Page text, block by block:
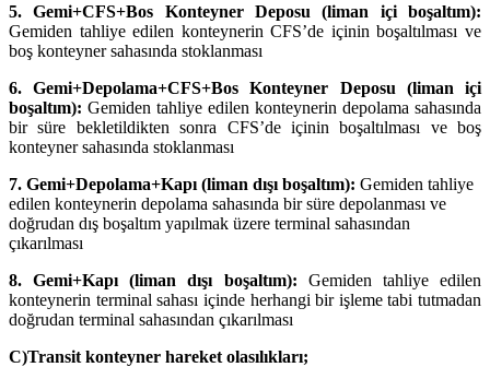
5. Gemi+CFS+Bos Konteyner Deposu (liman içi boşaltım):
Gemiden tahliye edilen konteynerin CFS’de içinin boşaltılması ve
boş konteyner sahasında stoklanması
6. Gemi+Depolama+CFS+Bos Konteyner Deposu (liman içi
boşaltım): Gemiden tahliye edilen konteynerin depolama sahasında
bir süre bekletildikten sonra CFS’de içinin boşaltılması ve boş
konteyner sahasında stoklanması
7. Gemi+Depolama+Kapı (liman dışı boşaltım): Gemiden tahliye
edilen konteynerin depolama sahasında bir süre depolanması ve
doğrudan dış boşaltım yapılmak üzere terminal sahasından
çıkarılması
8. Gemi+Kapı (liman dışı boşaltım): Gemiden tahliye edilen
konteynerin terminal sahası içinde herhangi bir işleme tabi tutmadan
doğrudan terminal sahasından çıkarılması
C)Transit konteyner hareket olasılıkları;